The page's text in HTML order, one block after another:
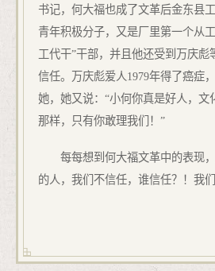
书记，何大福也成了文革后金东县
青年积极分子，又是厂里第一个从
工代干”干部，并且他还受到万庆彪
信任。万庆彪爱人1979年得了癌症
她，她又说：“小何你真是好人，文
那样，只有你敢理我们！”
每每想到何大福文革中的表现
的人，我们不信任，谁信任？！我